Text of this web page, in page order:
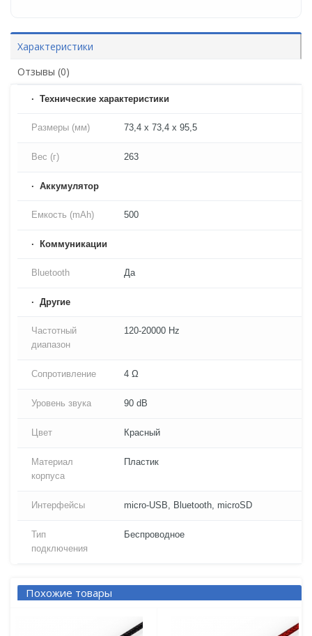
Характеристики
Отзывы (0)
Технические характеристики
Размеры (мм) 73,4 x 73,4 x 95,5
Вес (г) 263
Аккумулятор
Емкость (mAh) 500
Коммуникации
Bluetooth Да
Другие
Частотный
диапазон
120-20000 Hz
Сопротивление 4 Ω
Уровень звука 90 dB
Цвет Красный
Материал
корпуса
Пластик
Интерфейсы micro-USB, Bluetooth, microSD
Тип
подключения
Беспроводное
Похожие товары